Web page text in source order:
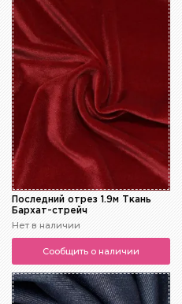
Последний отрез 1.9м Ткань
Бархат-стрейч
Нет в наличии
Сообщить о наличии